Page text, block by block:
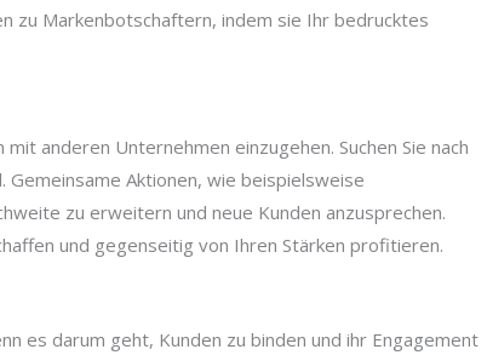
zu Markenbotschaftern, indem sie Ihr bedrucktes
anderen Unternehmen einzugehen. Suchen Sie nach
Aktionen, wie beispielsweise
zu erweitern und neue Kunden anzusprechen.
und gegenseitig von Ihren Stärken profitieren.
es darum geht, Kunden zu binden und ihr Engagement